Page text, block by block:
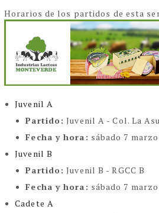
Horarios de los partidos de esta
Juvenil A
Partido: Juvenil A - Col. La
Fecha y hora: sábado 7
Juvenil B
Partido: Juvenil B - RGCC B
Fecha y hora: sábado 7
Cadete A